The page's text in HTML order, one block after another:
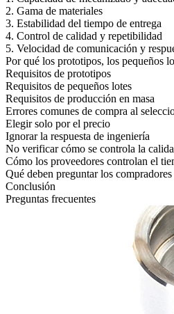
2. Gama de materiales
3. Estabilidad del tiempo de entrega
4. Control de calidad y repetibilidad
5. Velocidad de comunicación y
Por qué los prototipos, los pequeños
Requisitos de prototipos
Requisitos de pequeños lotes
Requisitos de producción en masa
Errores comunes de compra al
Elegir solo por el precio
Ignorar la respuesta de ingeniería
No verificar cómo se controla la
Cómo los proveedores controlan el
Qué deben preguntar los
Conclusión
Preguntas frecuentes